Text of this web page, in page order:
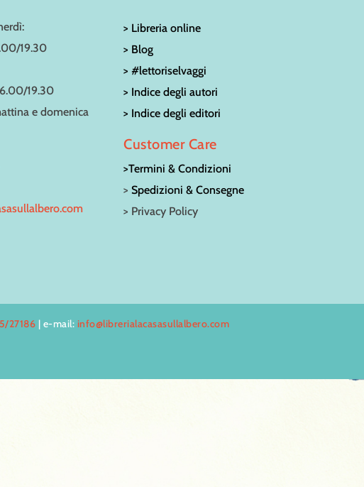
19.30
19.30
e domenica
> Libreria online
> Blog
> #lettoriselvaggi
> Indice degli autori
> Indice degli editori
Customer Care
>Termini & Condizioni
>Spedizioni & Consegne
> Privacy Policy
27186 | e-mail: info@librerialacasasullalbero.com